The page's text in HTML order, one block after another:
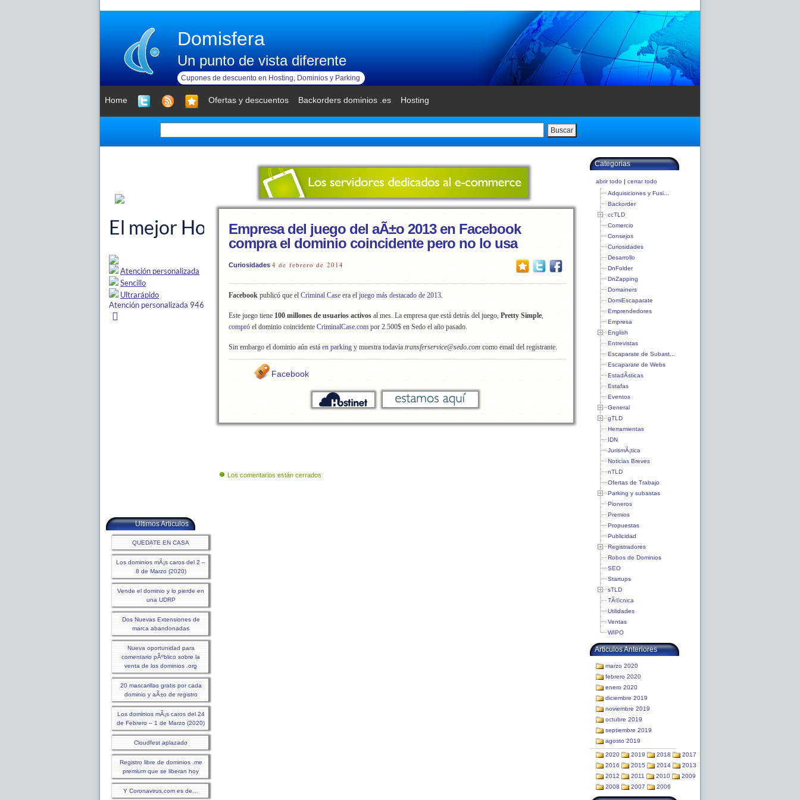
Domisfera
Un punto de vista diferente
Cupones de descuento en Hosting, Dominios y Parking
Home Ofertas y descuentos Backorders dominios .es Hosting
Buscar
Ultimos Articulos
QUEDATE EN CASA
Los dominios mÃ¡s caros del 2 –
8 de Marzo (2020)
Vende el dominio y lo pierde en
una UDRP
Dos Nuevas Extensiones de
marca abandonadas
Nueva oportunidad para
comentario pÃºblico sobre la
venta de los dominios .org
20 mascarillas gratis por cada
dominio y aÃ±o de registro
Los dominios mÃ¡s caros del 24
de Febrero – 1 de Marzo (2020)
Cloudfest aplazado
Registro libre de dominios .me
premium que se liberan hoy
Y Coronavirus.com es de…
Empresa del juego del aÃ±o 2013 en Facebook
compra el dominio coincidente pero no lo usa
Curiosidades 4 de febrero de 2014
Facebook publicó que el Criminal Case era el juego más destacado de 2013.
Este juego tiene 100 millones de usuarios activos al mes. La empresa que está detrás del juego, Pretty Simple,
compró el dominio coincidente CriminalCase.com por 2.500$ en Sedo el año pasado.
Sin embargo el dominio aún está en parking y muestra todavía transferservice@sedo.com como email del registrante.
Facebook
Los comentarios están cerrados
Categorias
abrir todo | cerrar todo
Adquisiciones y Fusi...
Backorder
ccTLD
Comercio
Consejos
Curiosidades
Desarrollo
DnFolder
DnZapping
Domainers
DomiEscaparate
Emprendedores
Empresa
English
Entrevistas
Escaparate de Subast...
Escaparate de Webs
EstadÃ­sticas
Estafas
Eventos
General
gTLD
Herramientas
IDN
JurismÃ¡tica
Noticias Breves
nTLD
Ofertas de Trabajo
Parking y subastas
Pioneros
Premios
Propuestas
Publicidad
Registradores
Robos de Dominios
SEO
Startups
sTLD
TÃ©cnica
Utilidades
Ventas
WIPO
Articulos Anteriores
marzo 2020
febrero 2020
enero 2020
diciembre 2019
noviembre 2019
octubre 2019
septiembre 2019
agosto 2019
2020 2019 2018
2017
2016
2015 2014
2013
2012
2011 2010
2009
2008
2007 2006